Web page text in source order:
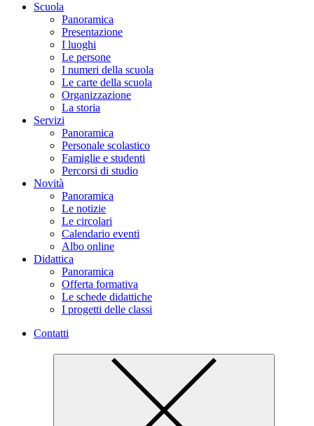
Scuola
Panoramica
Presentazione
I luoghi
Le persone
I numeri della scuola
Le carte della scuola
Organizzazione
La storia
Servizi
Panoramica
Personale scolastico
Famiglie e studenti
Percorsi di studio
Novità
Panoramica
Le notizie
Le circolari
Calendario eventi
Albo online
Didattica
Panoramica
Offerta formativa
Le schede didattiche
I progetti delle classi
Contatti